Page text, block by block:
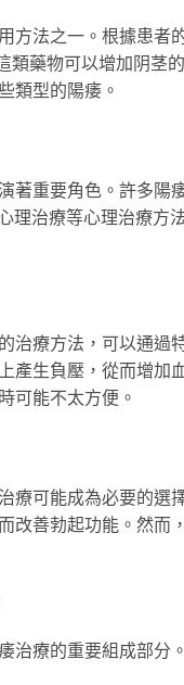
方法之一。根據患者
類藥物可以增加阴茎
類型的陽痿。
著重要角色。許多陽
理治療等心理治療方
治療方法，可以通過
產生負壓，從而增加
可能不太方便。
療可能成為必要的選
改善勃起功能。然而
治療的重要組成部分